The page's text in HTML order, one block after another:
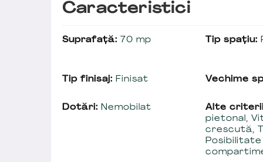
Caracteristici
Suprafață: 70 mp Tip spațiu:
Tip finisaj: Finisat Vechime
Dotări: Nemobilat
Alte
pietonal,
crescută,
Posibilitate